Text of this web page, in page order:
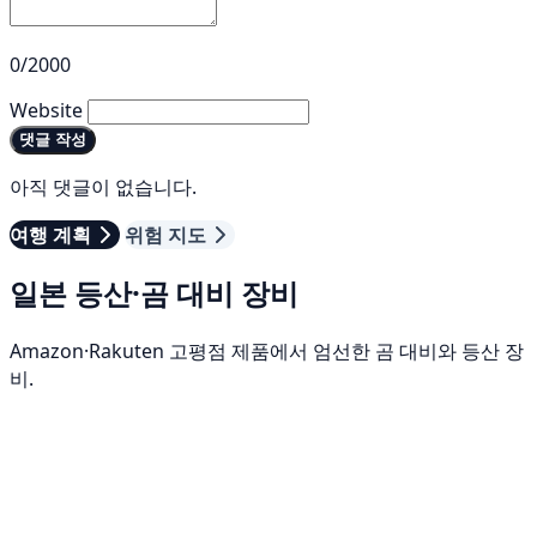
0/2000
Website
댓글 작성
아직 댓글이 없습니다.
여행 계획
위험 지도
일본 등산·곰 대비 장비
Amazon·Rakuten 고평점 제품에서 엄선한 곰 대비와 등산 장
비.